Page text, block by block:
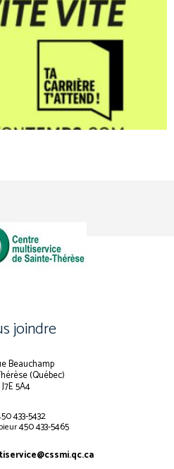
joindre
Beauchamp
(Québec)
J7E 5A4
433-5432
450 433-5465